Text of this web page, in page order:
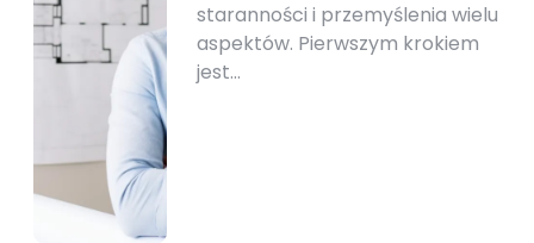
staranności i przemyślenia wielu
aspektów. Pierwszym krokiem
jest…